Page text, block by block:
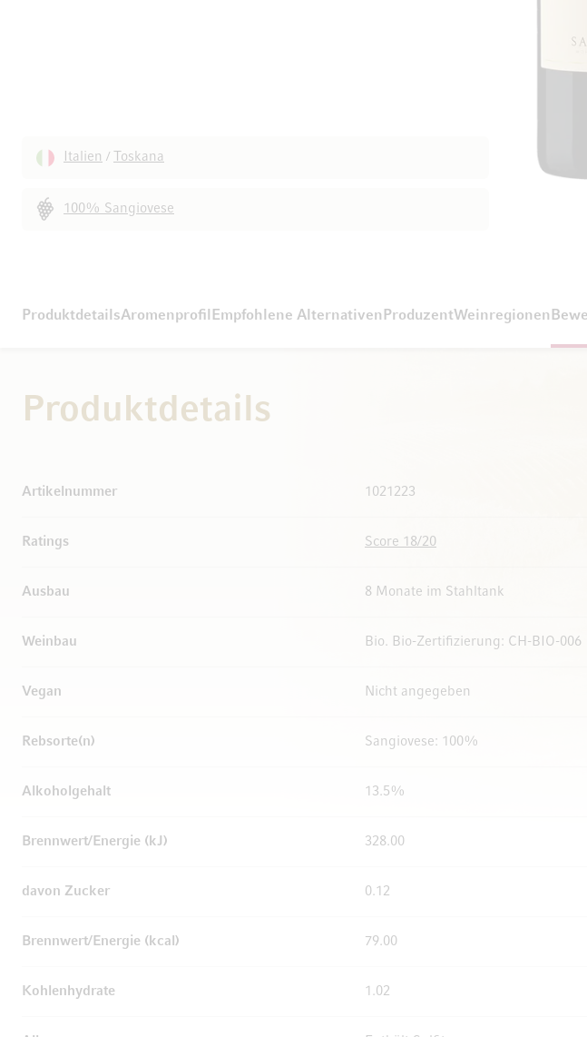
Italien / Toskana
100% Sangiovese
ProduktdetailsAromenprofil Empfohlene Alternativen ProduzentWeinregionen
Produktdetails
Artikelnummer 1021223
Ratings Score 18/20
Ausbau 8 Monate im Stahltank
Weinbau Bio. Bio-Zertifizierung: CH-BIO-006
Vegan Nicht angegeben
Rebsorte(n) Sangiovese: 100%
Alkoholgehalt 13.5%
Brennwert/Energie (kJ) 328.00
davon Zucker 0.12
Brennwert/Energie (kcal) 79.00
Kohlenhydrate 1.02